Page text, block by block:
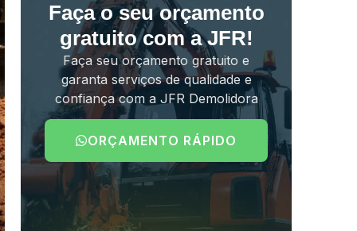
Faça o seu orçamento
gratuito com a JFR!
Faça seu orçamento gratuito e
garanta serviços de qualidade e
confiança com a JFR Demolidora
ORÇAMENTO RÁPIDO